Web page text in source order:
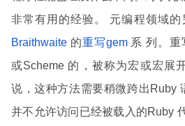
非常有用的经验。 元编程领域的
Braithwaite 的重写gem 系 列。重
或Scheme 的，被称为宏或宏展
说，这种方法需要稍微跨出
并不允许访问已经被载入的Ruby